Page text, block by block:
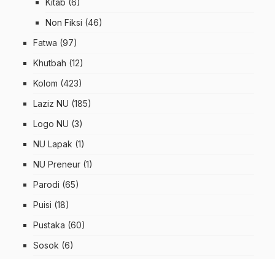
Non Fiksi (46)
Fatwa (97)
Khutbah (12)
Kolom (423)
Laziz NU (185)
Logo NU (3)
NU Lapak (1)
NU Preneur (1)
Parodi (65)
Puisi (18)
Pustaka (60)
Sosok (6)